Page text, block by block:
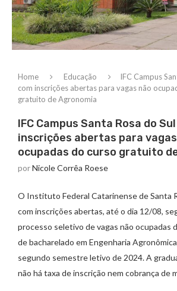
Home Educação
IFC Campus
com inscrições abertas para vagas não
gratuito de Agronomia
IFC Campus Santa Rosa do
inscrições abertas para
ocupadas do curso gratuito
porNicole Corrêa Roese
O Instituto Federal Catarinense de Santa
com inscrições abertas, até o dia 12/08,
processo seletivo de vagas não ocupadas
de bacharelado em Engenharia
segundo semestre letivo de 2024. A
não há taxa de inscrição nem cobrança de